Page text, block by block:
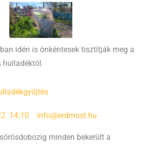
idén is önkéntesek tisztítják meg a
hulladéktól.
14:10 info@erdmost.hu
minden bekerült a